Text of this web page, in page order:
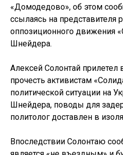
«Домодедово», об этом
ссылаясь на представителя
оппозиционного движения
Шнейдера.
Алексей Солонтай прилетел
прочесть активистам
политической ситуации на
Шнейдера, поводы для
политолог доставлен в
Впоследствии Солонтаю